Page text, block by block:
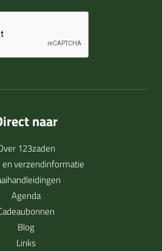
naar
123zaden
en verzendinformatie
Agenda
Blog
Links